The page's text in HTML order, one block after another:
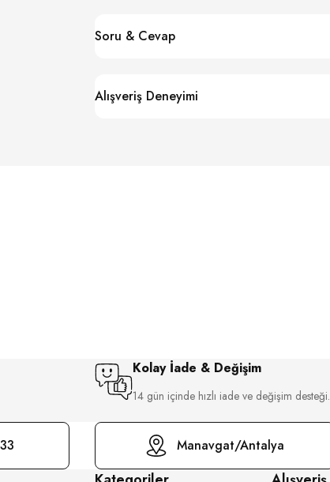
Soru & Cevap
Alışveriş Deneyimi
Kolay İade & Değişim
14 gün içinde hızlı iade ve değişim desteği.
Manavgat/Antalya